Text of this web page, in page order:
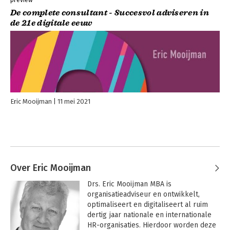
De complete consultant - Succesvol adviseren in
de 21e digitale eeuw
Eric Mooijman 11 mei 2021
Over Eric Mooijman
Drs. Eric Mooijman MBA is
organisatieadviseur en ontwikkelt,
optimaliseert en digitaliseert al ruim
dertig jaar nationale en internationale
HR-organisaties. Hierdoor worden deze